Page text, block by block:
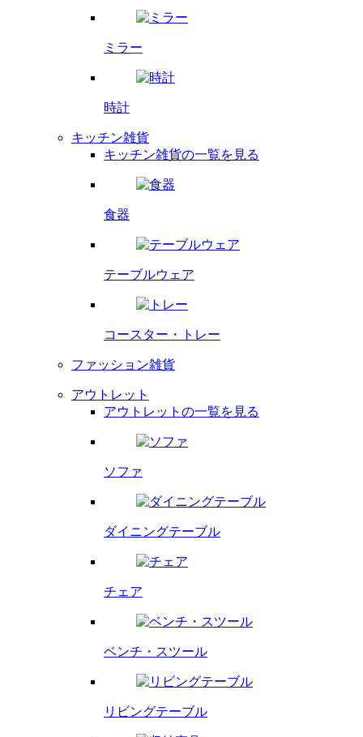
ミラー
時計
キッチン雑貨
キッチン雑貨の一覧を見る
食器
テーブルウェア
コースター・ トレー
ファッション雑貨
アウトレット
アウトレットの一覧を見る
ソファ
ダイニングテーブル
チェア
ベンチ・ スツール
リビングテーブル